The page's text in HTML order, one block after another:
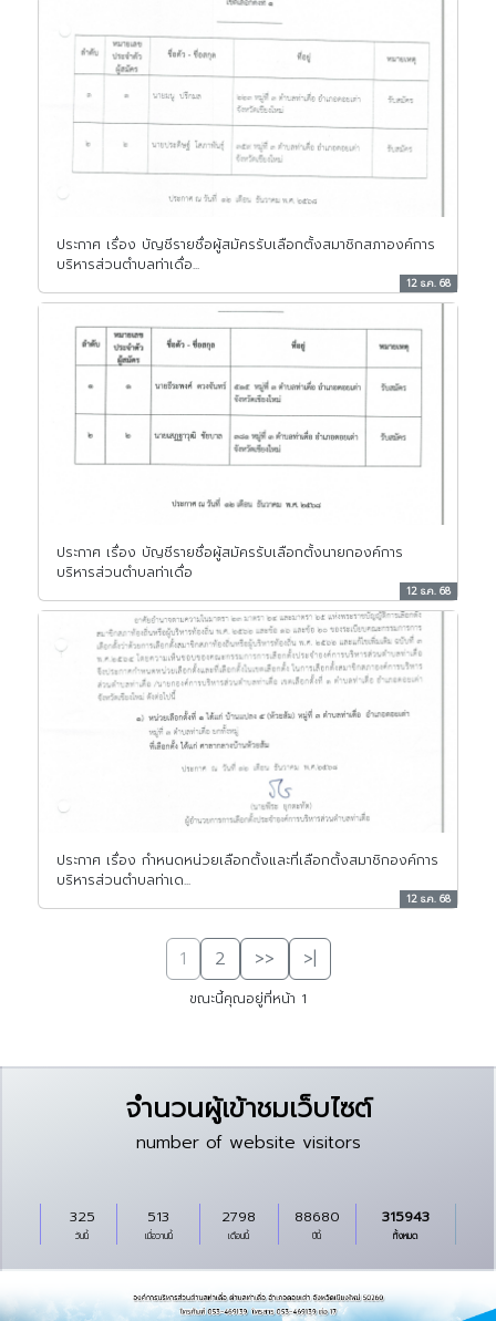
ประกาศ เรื่อง บัญชีรายชื่อผู้สมัครรับเลือกตั้งสมาชิกสภาองค์การ
บริหารส่วนตำบลท่าเดื่อ...
12 ธ.ค. 68
ประกาศ เรื่อง บัญชีรายชื่อผู้สมัครรับเลือกตั้งนายกองค์การ
บริหารส่วนตำบลท่าเดื่อ
12 ธ.ค. 68
ประกาศ เรื่อง กำหนดหน่วยเลือกตั้งและที่เลือกตั้งสมาชิกองค์การ
บริหารส่วนตำบลท่าเด...
12 ธ.ค. 68
1 2 >> >|
ขณะนี้คุณอยู่ที่หน้า 1
จำนวนผู้เข้าชมเว็บไซต์
number of website visitors
วันนี้
325
เมื่อวานนี้
513
เดือนนี้
2798
ปีนี้
88680
ทั้งหมด
315943